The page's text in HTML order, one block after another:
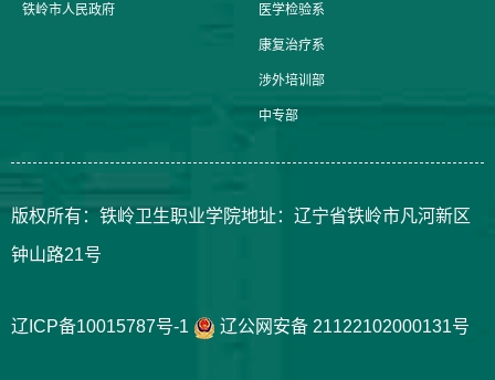
铁岭市人民政府 医学检验系
康复治疗系
涉外培训部
中专部
版权所有：铁岭卫生职业学院地址：辽宁省铁岭市凡河新区
钟山路21号
辽ICP备10015787号-1 辽公网安备 21122102000131号